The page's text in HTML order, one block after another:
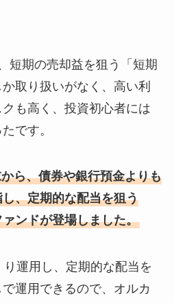
短期の売却益を狙う「短期
取り扱いがなく、高い利
も高く、投資初心者には
です。
ら、債券や銀行預金よりも
、定期的な配当を狙う
ンドが登場しました。
運用し、定期的な配当を
運用できるので、オルカ